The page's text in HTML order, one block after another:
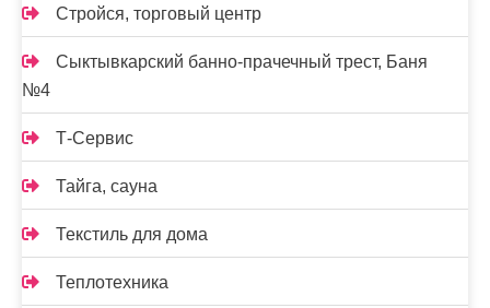
Стройся, торговый центр
Сыктывкарский банно-прачечный трест, Баня
№4
Т-Сервис
Тайга, сауна
Текстиль для дома
Теплотехника